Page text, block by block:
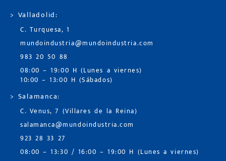
> Valladolid:
C. Turquesa, 1
mundoindustria@mundoindustria.com
983 20 50 88
08:00 – 19:00 H (Lunes a viernes)
10:00 – 13:00 H (Sábados)
> Salamanca:
C. Venus, 7 (Villares de la Reina)
salamanca@mundoindustria.com
923 28 33 27
08:00 – 13:30 / 16:00 – 19:00 H (Lunes a viernes)